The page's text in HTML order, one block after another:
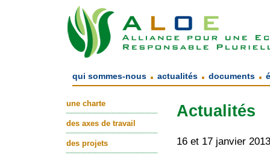
qui sommes-nous . actualités . documents .
une charte
des axes de travail
des projets
Actualités
16 et 17 janvier